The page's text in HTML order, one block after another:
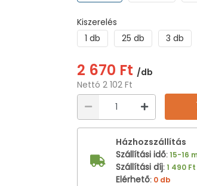
Kiszerelés
1 db
25 db 3 db
2 670 Ft /db
Nettó 2 102 Ft
Házhozszállítás
Szállítási idő:15-16
Szállítási díj:1 490 Ft
Elérhető: 0 db